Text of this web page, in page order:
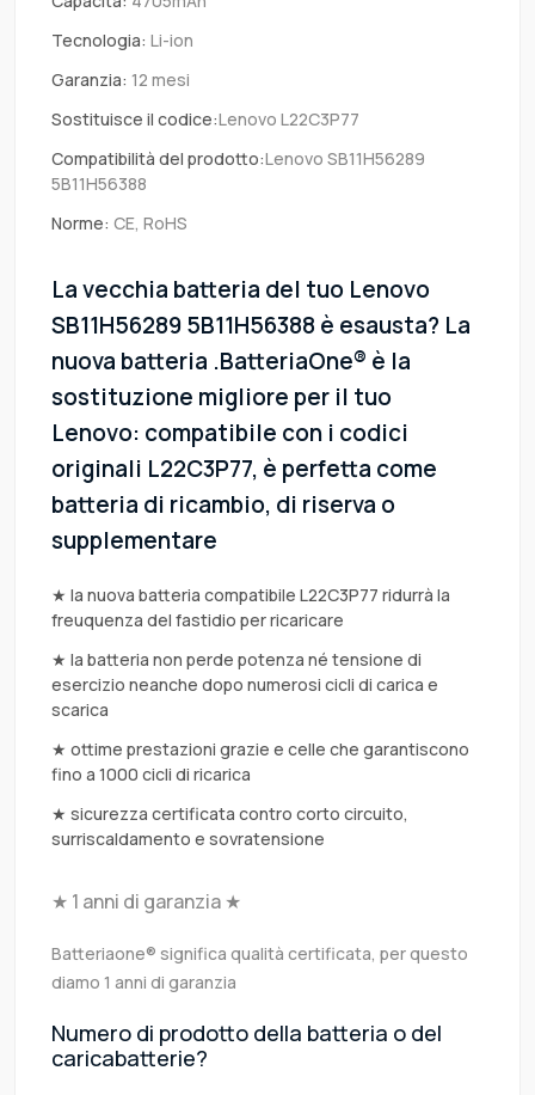
Tecnologia: Li-ion
Garanzia: 12 mesi
Sostituisce il codice:Lenovo L22C3P77
Compatibilità del prodotto:Lenovo SB11H56289
5B11H56388
Norme: CE, RoHS
La vecchia batteria del tuo Lenovo
SB11H56289 5B11H56388 è esausta? La
nuova batteria .BatteriaOne® è la
sostituzione migliore per il tuo
Lenovo: compatibile con i codici
originali L22C3P77, è perfetta come
batteria di ricambio, di riserva o
supplementare
★ la nuova batteria compatibile L22C3P77 ridurrà la
freuquenza del fastidio per ricaricare
★ la batteria non perde potenza né tensione di
esercizio neanche dopo numerosi cicli di carica e
scarica
★ ottime prestazioni grazie e celle che garantiscono
fino a 1000 cicli di ricarica
★ sicurezza certificata contro corto circuito,
surriscaldamento e sovratensione
★ 1 anni di garanzia ★
Batteriaone® significa qualità certificata, per questo
diamo 1 anni di garanzia
Numero di prodotto della batteria o del
caricabatterie?